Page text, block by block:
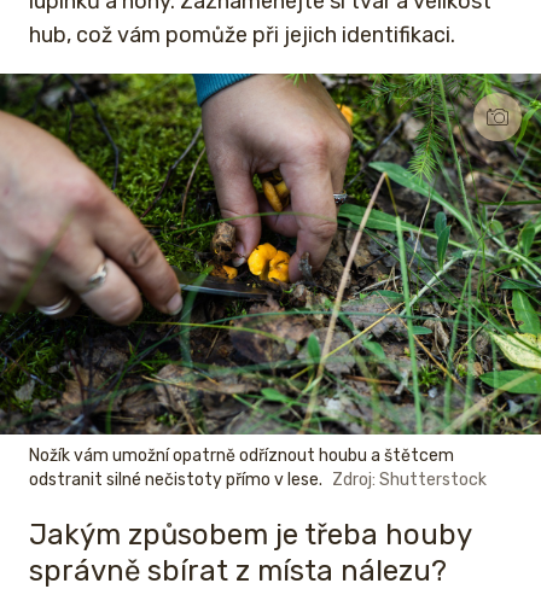
hub, což vám pomůže při jejich identifikaci.
Nožík vám umožní opatrně odříznout houbu a štětcem
odstranit silné nečistoty přímo v lese. Zdroj: Shutterstock
Jakým způsobem je třeba houby
správně sbírat z místa nálezu?